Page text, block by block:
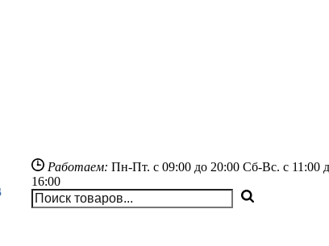
Работаем: Пн-Пт. с 09:00 до 20:00Сб-Вс. с 11:00
16:00